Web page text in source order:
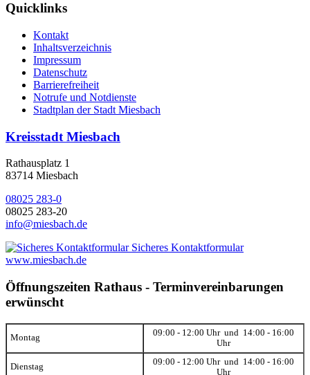
Quicklinks
Kontakt
Inhaltsverzeichnis
Impressum
Datenschutz
Barrierefreiheit
Notrufe und Notdienste
Stadtplan der Stadt Miesbach
Kreisstadt Miesbach
Rathausplatz 1
83714 Miesbach
08025 283-0
08025 283-20
info@miesbach.de
Sicheres Kontaktformular
www.miesbach.de
Öffnungszeiten Rathaus - Terminvereinbarungen
erwünscht
Montag
09:00 - 12:00 Uhr und 14:00 - 16:00
Uhr
Dienstag
09:00 - 12:00 Uhr und 14:00 - 16:00
Uhr